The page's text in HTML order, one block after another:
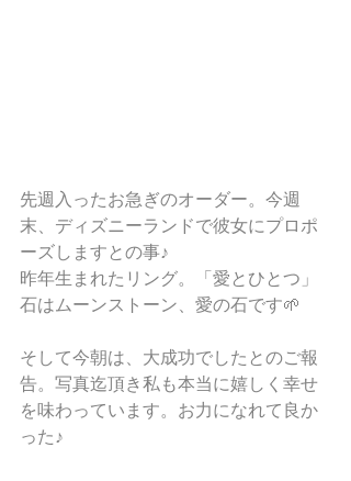
先週入ったお急ぎのオーダー。今週
末、ディズニーランドで彼女にプロポ
ーズしますとの事♪
昨年生まれたリング。「愛とひとつ」
石はムーンストーン、愛の石です🌱
そして今朝は、大成功でしたとのご報
告。写真迄頂き私も本当に嬉しく幸せ
を味わっています。お力になれて良か
った♪